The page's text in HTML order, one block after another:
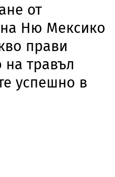
от
на Ню Мексико
прави
травъл
успешно в